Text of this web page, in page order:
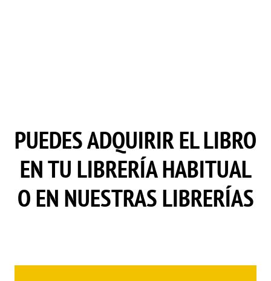
PUEDES ADQUIRIR EL LIBRO
EN TU LIBRERÍA HABITUAL
O EN NUESTRAS LIBRERÍAS